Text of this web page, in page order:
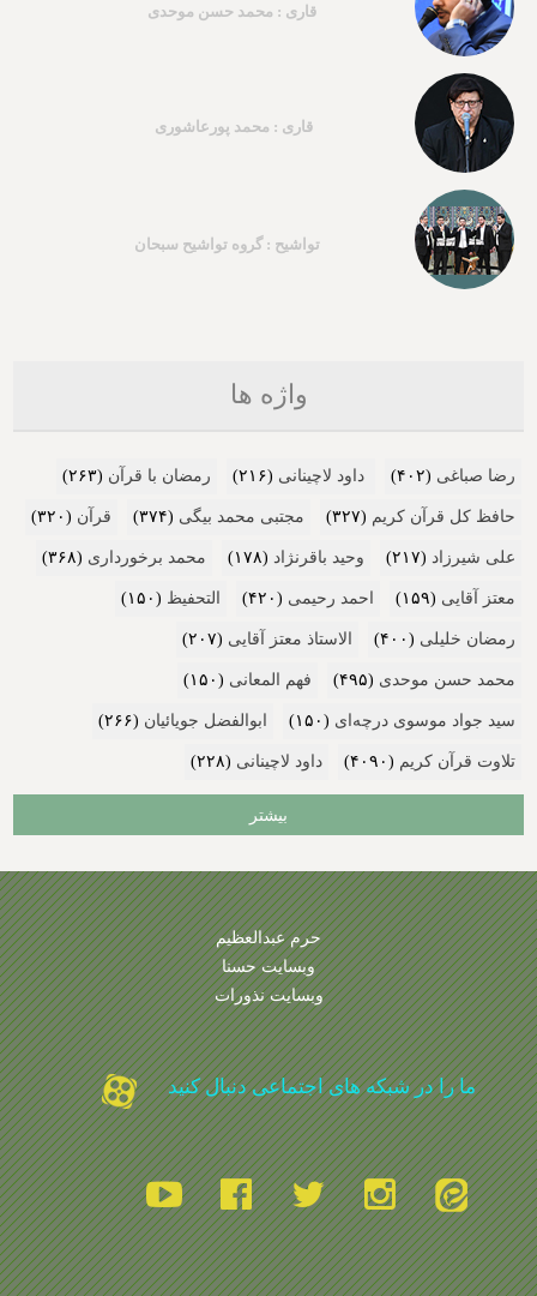
قاری : محمد حسن موحدی
قاری : محمد پورعاشوری
تواشیح : گروه تواشیح سبحان
واژه ها
رضا صباغی (۴۰۲) داود لاچینانی (۲۱۶) رمضان با قرآن (۲۶۳)
حافظ کل قرآن کریم (۳۲۷) مجتبی محمد بیگی (۳۷۴) قرآن (۳۲۰)
علی شیرزاد (۲۱۷) وحید باقرنژاد (۱۷۸) محمد برخورداری (۳۶۸)
معتز آقایی (۱۵۹) احمد رحیمی (۴۲۰) التحفیظ (۱۵۰)
رمضان خلیلی (۴۰۰) الاستاذ معتز آقایی (۲۰۷)
محمد حسن موحدی (۴۹۵) فهم المعانی (۱۵۰)
سید جواد موسوی درچه‌ای (۱۵۰) ابوالفضل جویائیان (۲۶۶)
تلاوت قرآن کریم (۴۰۹۰) داود لاچینانی (۲۲۸)
بیشتر
حرم عبدالعظیم
وبسایت حسنا
وبسایت نذورات
ما را در شبکه های اجتماعی دنبال کنید